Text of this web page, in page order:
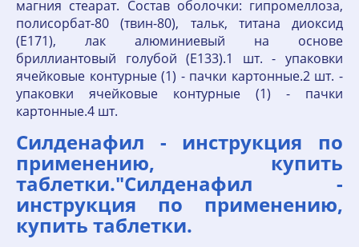
магния стеарат. Состав оболочки: гипромеллоза,
полисорбат-80 (твин-80), тальк, титана диоксид
(E171), лак алюминиевый на основе
бриллиантовый голубой (E133).1 шт. - упаковки
ячейковые контурные (1) - пачки картонные.2 шт. -
упаковки ячейковые контурные (1) - пачки
картонные.4 шт.
Силденафил - инструкция по
применению, купить
таблетки."Силденафил -
инструкция по применению,
купить таблетки.